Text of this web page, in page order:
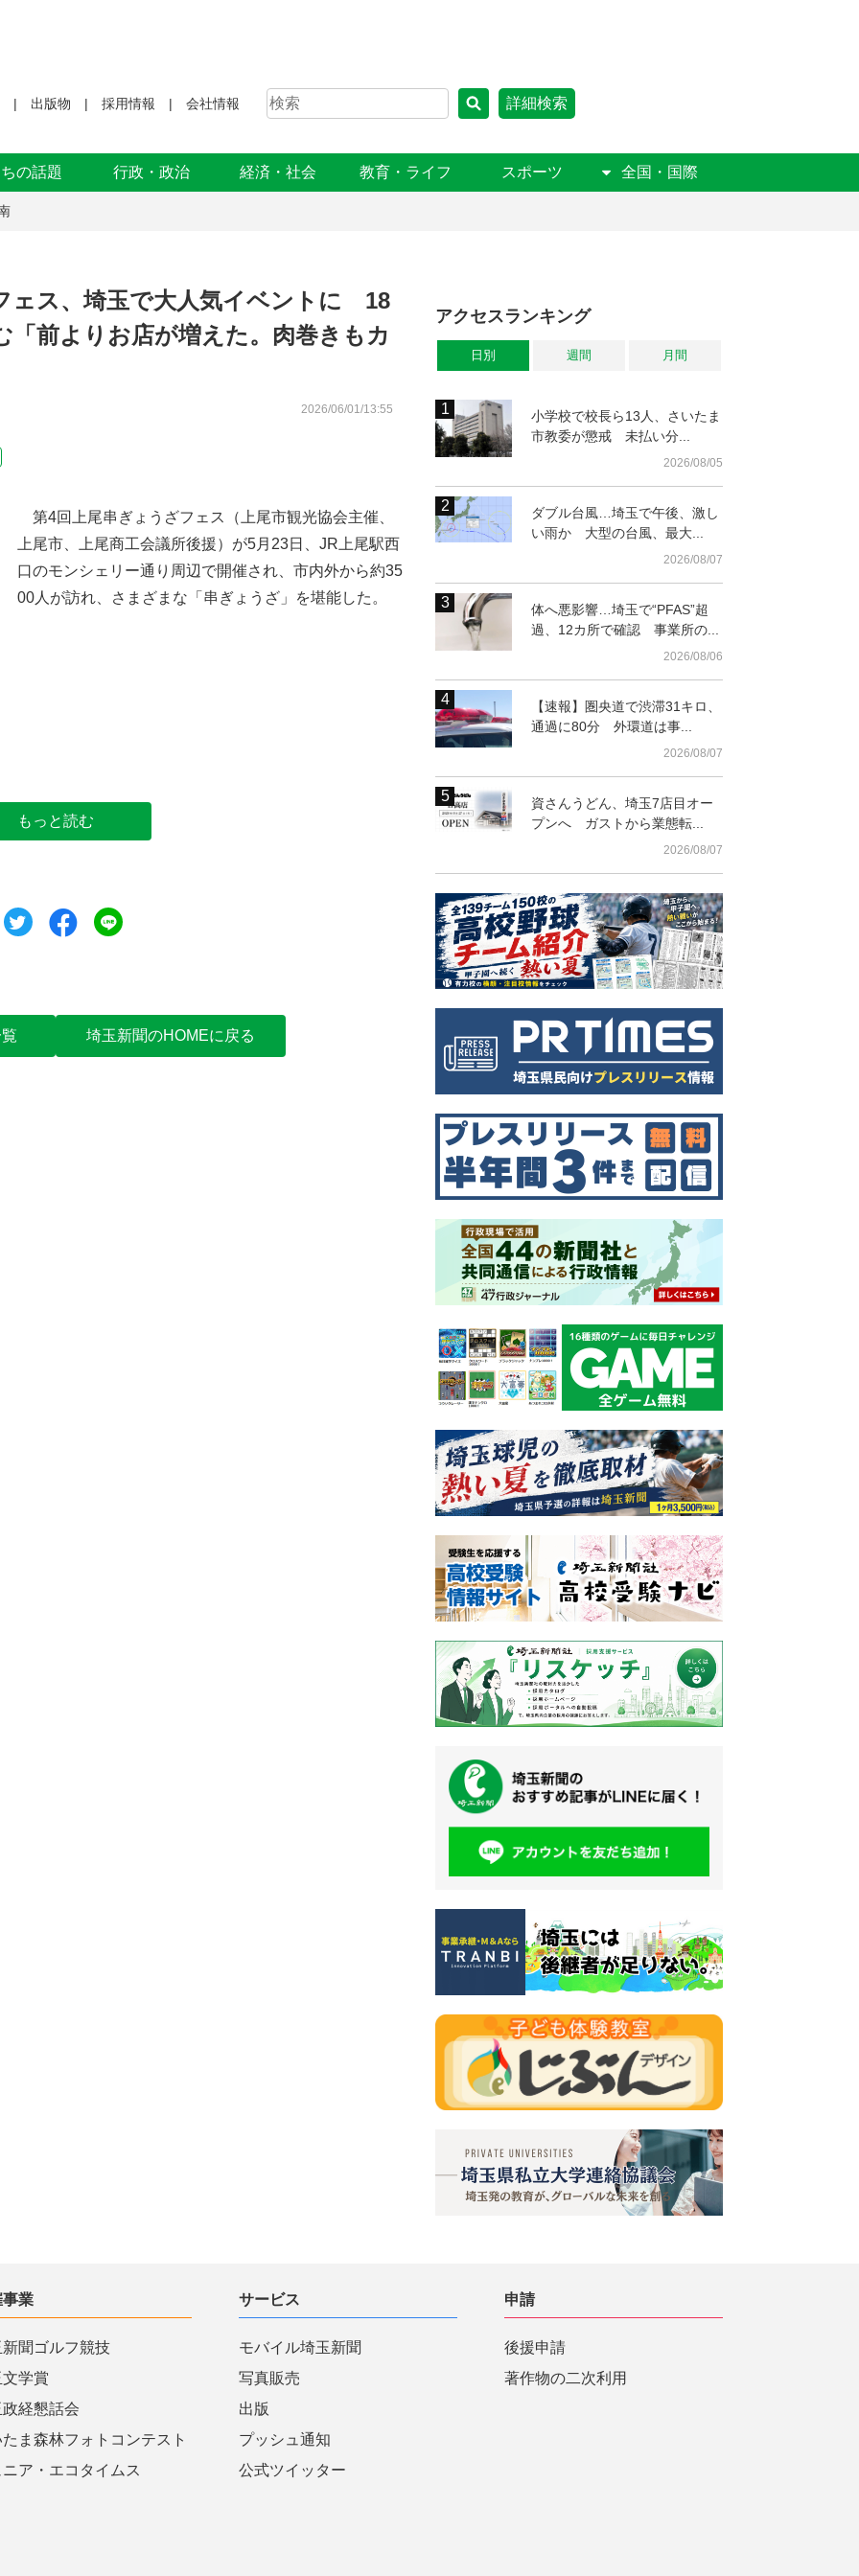
出版物 採用情報 会社情報 詳細検索
ちの話題 行政・政治 経済・社会 教育・ライフ スポーツ 全国・国際
ェス、埼玉で大人気イベントに 18
「前よりお店が増えた。肉巻きもカ
2026/06/01/13:55
上尾串ぎょうざを味わう市民ら＝JR上尾駅西口モ
第4回上尾串ぎょうざフェス（上尾市観光協会主催、
上尾市、上尾商工会議所後援）が5月23日、JR上尾駅西
口のモンシェリー通り周辺で開催され、市内外から約35
00人が訪れ、さまざまな「串ぎょうざ」を堪能した。
もっと読む
ツイートシェア
埼玉新聞のHOMEに戻る
アクセスランキング
日別 週間 月間
小学校で校長ら13人、さいたま
市教委が懲戒 未払い分...
2026/08/05
ダブル台風…埼玉で午後、激し
い雨か 大型の台風、最大...
2026/08/07
体へ悪影響…埼玉で“PFAS”超
過、12カ所で確認 事業所の...
2026/08/06
【速報】圏央道で渋滞31キロ、
通過に80分 外環道は事...
2026/08/07
資さんうどん、埼玉7店目オー
プンへ ガストから業態転...
2026/08/07
事業
聞ゴルフ競技
学賞
経懇話会
たま森林フォトコンテスト
ニア・エコタイムス
サービス
モバイル埼玉新聞
写真販売
出版
プッシュ通知
公式ツイッター
申請
後援申請
著作物の二次利用